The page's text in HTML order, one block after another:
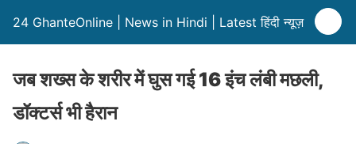
24 GhanteOnline | News in Hindi | Latest हिंदी न्यूज़
जब शख्स के शरीर में घुस गई 16 इंच लंबी मछली,
डॉक्टर्स भी हैरान